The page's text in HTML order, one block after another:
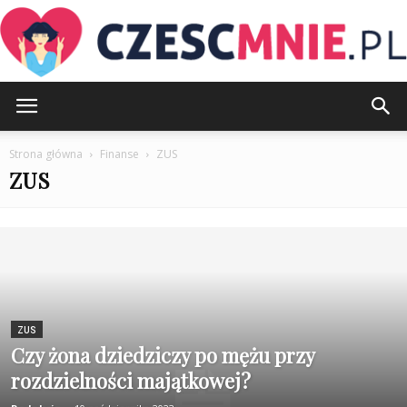
Strona główna Finanse ZUS
ZUS
ZUS
Czy żona dziedziczy po mężu przy
rozdzielności majątkowej?